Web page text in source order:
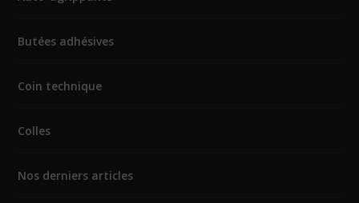
Butées adhésives
Coin technique
Colles
Nos derniers articles